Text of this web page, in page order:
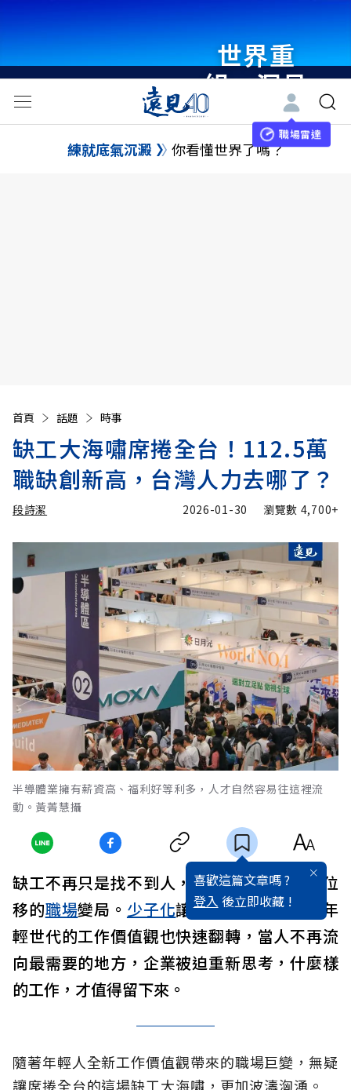
世界重
組・洞見
未來 與
世界領袖
職場雷達
練就底氣沉澱 你看懂世界了嗎？
首頁 話題 時事
缺工大海嘯席捲全台！112.5萬
職缺創新高，台灣人力去哪了？
段詩潔 2026-01-30 瀏覽數 4,700+
半導體業擁有薪資高、福利好等利多，人才自然容易往這裡流
動。黃菁慧攝
喜歡這篇文章嗎 ?
登入 後立即收藏 !
缺工不再只是找不到人，而是一場結構正在位
移的職場變局。 少子化讓勞動力持續縮水，年
輕世代的工作價值觀也快速翻轉，當人不再流
向最需要的地方，企業被迫重新思考，什麼樣
的工作，才值得留下來。
隨著年輕人全新工作價值觀帶來的職場巨變，無疑
讓席捲全台的這場缺工大海嘯，更加波濤洶湧。